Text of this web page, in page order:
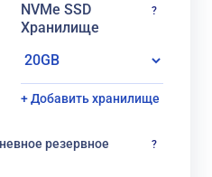
NVMe SSD
Хранилище
?
+ Добавить хранилище
резервное
?